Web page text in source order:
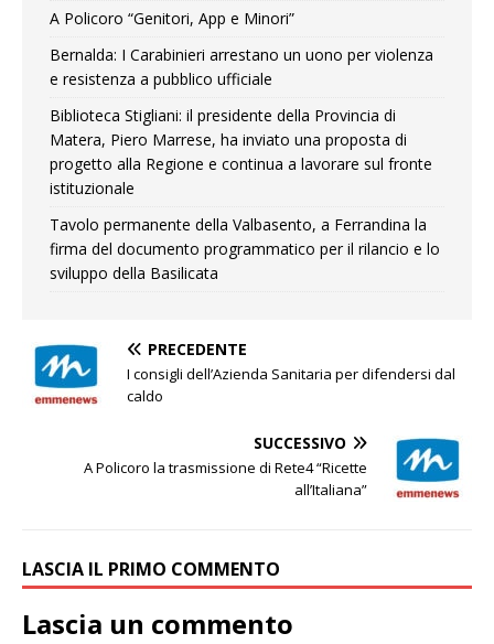
A Policoro “Genitori, App e Minori”
Bernalda: I Carabinieri arrestano un uono per violenza
e resistenza a pubblico ufficiale
Biblioteca Stigliani: il presidente della Provincia di
Matera, Piero Marrese, ha inviato una proposta di
progetto alla Regione e continua a lavorare sul fronte
istituzionale
Tavolo permanente della Valbasento, a Ferrandina la
firma del documento programmatico per il rilancio e lo
sviluppo della Basilicata
PRECEDENTE
I consigli dell’Azienda Sanitaria per difendersi dal
caldo
SUCCESSIVO
A Policoro la trasmissione di Rete4 “Ricette
all’Italiana”
LASCIA IL PRIMO COMMENTO
Lascia un commento